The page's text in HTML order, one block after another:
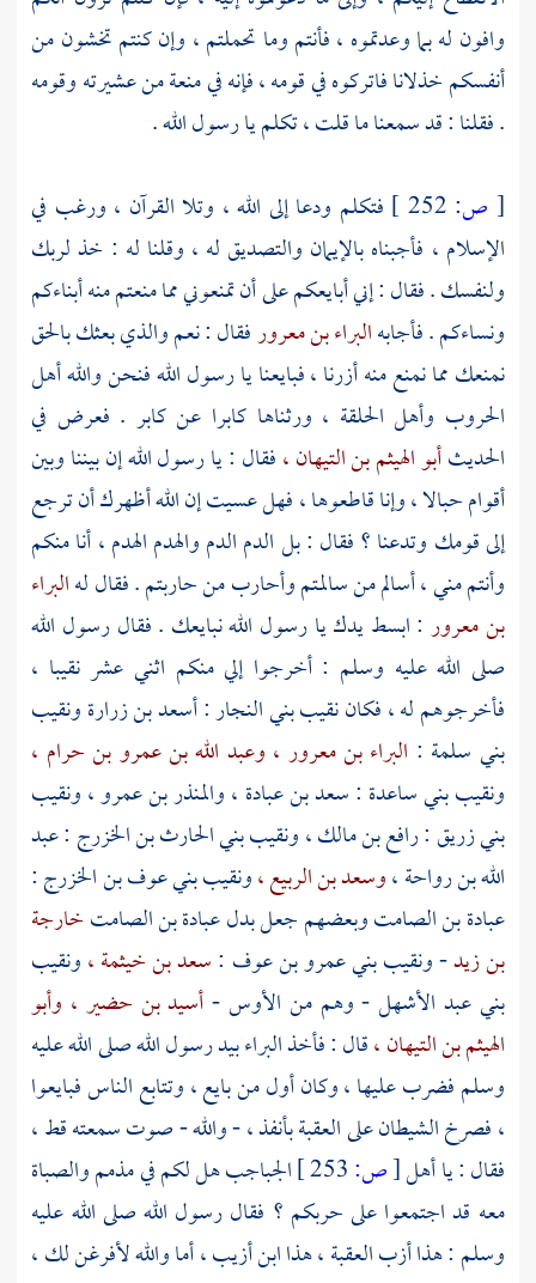
وافون له بما وعدتموه ، فأنتم وما تحملتم ، وإن كنتم تخشون من
أنفسكم خذلانا فاتركوه في قومه ، فإنه في منعة من عشيرته وقومه
. فقلنا : قد سمعنا ما قلت ، تكلم يا رسول الله .
[ ص:
فتكلم ودعا إلى الله ، وتلا القرآن ، ورغب في
الإسلام ، فأجبناه بالإيمان والتصديق له ، وقلنا له : خذ لربك
ولنفسك . فقال : إني أبايعكم على أن تمنعوني مما منعتم منه أبناءكم
ونساءكم . فأجابهالبراء بن معرورفقال : نعم والذي بعثك بالحق
نمنعك مما نمنع منه أزرنا ، فبايعنا يا رسول الله فنحن والله أهل
الحروب وأهل الحلقة ، ورثناها كابرا عن كابر . فعرض في
الحديثأبو الهيثم بن التيهان ،فقال : يا رسول الله إن بيننا وبين
أقوام حبالا ، وإنا قاطعوها ، فهل عسيت إن الله أظهرك أن ترجع
إلى قومك وتدعنا ؟ فقال : بل الدم الدم والهدم الهدم ، أنا منكم
وأنتم مني ، أسالم من سالمتم وأحارب من حاربتم . فقال لهالبراء
بن معرور : ابسط يدك يا رسول الله نبايعك . فقال رسول الله
صلى الله عليه وسلم : أخرجوا إلي منكم اثني عشر نقيبا ،
فأخرجوهم له ، فكان نقيببني النجار:أسعد بن زرارةونقيب
بني سلمة : البراء بن معرور ، وعبد الله بن عمرو بن حرام ،
ونقيببني ساعدة :سعد بن عبادة ،والمنذر بن عمرو ،ونقيب
بني زريق:رافع بن مالك ،ونقيببني الحارث بن الخزرج :عبد
الله بن رواحة ،وسعد بن الربيع ،ونقيببني عوف بن الخزرج:
عبادة بن الصامتوبعضهم جعل بدلعبادة بن الصامتخارجة
بن زيد- ونقيببني عمرو بن عوف :سعد بن خيثمة ،ونقيب
بني عبد الأشهل- وهم من الأوس-أسيد بن حضير ، وأبو
الهيثم بن التيهان ،قال : فأخذالبراءبيد رسول الله صلى الله عليه
وسلم فضرب عليها ، وكان أول من بايع ، وتتابع الناس فبايعوا
، فصرخ الشيطان على العقبة بأنفذ ، - والله - صوت سمعته قط ،
فقال : ياأهل[ص: الجباجبهل لكم في مذمم والصباة
معه قد اجتمعوا على حربكم ؟ فقال رسول الله صلى الله عليه
وسلم : هذا أزب العقبة ، هذا ابن أزيب ، أما والله لأفرغن لك ،